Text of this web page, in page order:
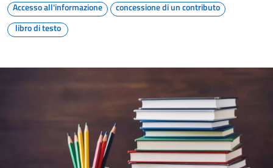
Accesso all'informazione
concessione di un contributo
libro di testo